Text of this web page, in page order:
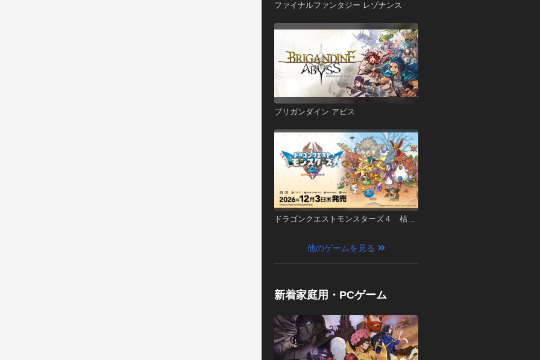
ファイナルファンタジー レゾナンス
ブリガンダイン アビス
ドラゴンクエストモンスターズ４ 枯れ
他のゲームを見る
新着家庭用・PCゲーム